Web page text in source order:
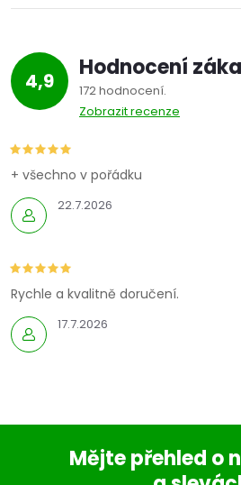
4,9 Hodnocení
172 hodnocení
Zobrazit recenze
22.7.2026
+ všechno v pořádku
17.7.2026
Rychle a kvalitně doručení.
Mějte přehled o